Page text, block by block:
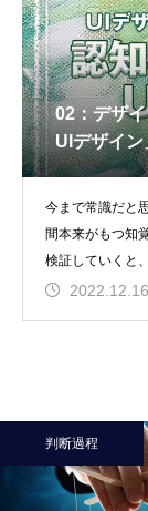
02：デザ
UIデザイン
今まで常識だと
間本来がもつ知
検証していくと
とに気づかされる
2022.12.16
判断過程